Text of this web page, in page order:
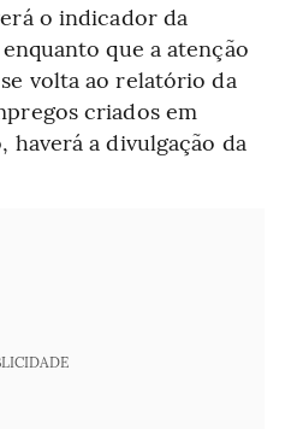
o indicador da
que a atenção
volta ao relatório da
criados em
haverá a divulgação da